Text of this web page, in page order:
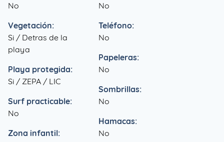
No
Vegetación:
Si / Detras de la
playa
Playa protegida:
Si / ZEPA / LIC
Surf practicable:
No
Zona infantil:
No
Teléfono:
No
Papeleras:
No
Sombrillas:
No
Hamacas:
No